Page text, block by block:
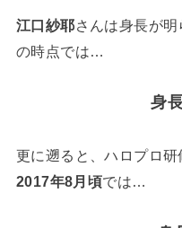
江口紗耶さんは身長が
の時点では…
身
更に遡ると、ハロプロ研
2017年8月頃では…